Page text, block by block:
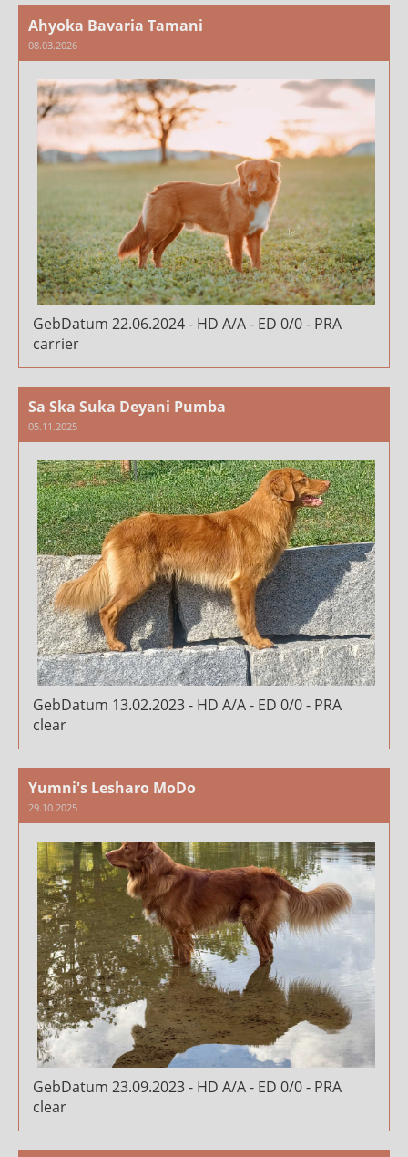
Ahyoka Bavaria Tamani
08.03.2026
GebDatum 22.06.2024 - HD A/A - ED 0/0 - PRA
carrier
Sa Ska Suka Deyani Pumba
05.11.2025
GebDatum 13.02.2023 - HD A/A - ED 0/0 - PRA
clear
Yumni's Lesharo MoDo
29.10.2025
GebDatum 23.09.2023 - HD A/A - ED 0/0 - PRA
clear